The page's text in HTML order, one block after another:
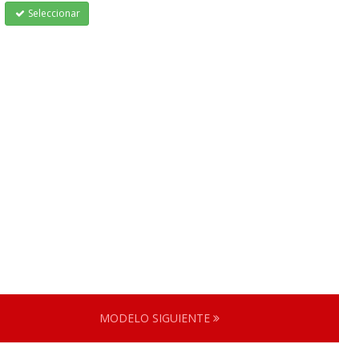
Seleccionar
MODELO SIGUIENTE